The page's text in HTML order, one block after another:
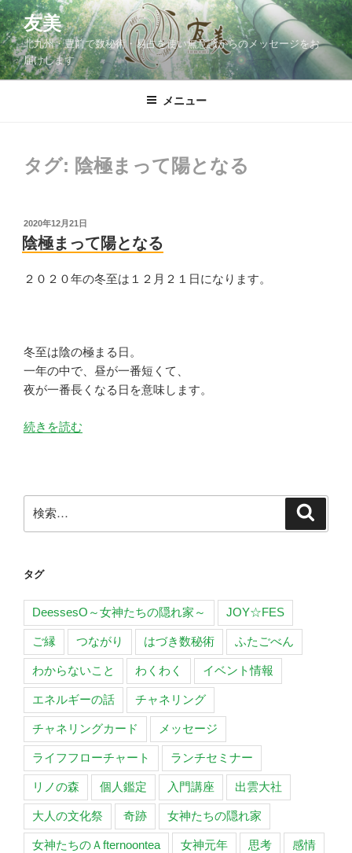
コ
ン
テ
ン
ツ
友美
北九州・豊前で数秘術・易占を使い無意識からのメッセージをお
届けします
メニュー
タグ: 陰極まって陽となる
投
稿
日:
2020年12月21日
陰極まって陽となる
２０２０年の冬至は１２月２１日になります。
冬至は陰の極まる日。
一年の中で、昼が一番短くて、
夜が一番長くなる日を意味します。
“陰
て
陽
る”
続きを読む
索:
タグ
DeessesO～女神たちの隠れ家～ JOY☆FES
ご縁 つながり はづき数秘術 ふたごべん
わからないこと わくわく イベント情報
エネルギーの話 チャネリング
チャネリングカード メッセージ
ライフフローチャート ランチセミナー
リノの森 個人鑑定 入門講座 出雲大社
大人の文化祭 奇跡 女神たちの隠れ家
女神たちのＡfternoontea 女神元年 思考 感情